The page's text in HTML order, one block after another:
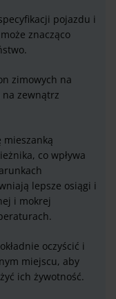
pojazdu i
znacząco
zimowych na
zewnątrz
co wpływa
lepsze osiągi i
i mokrej
oczyścić i
miejscu, aby
ich żywotność.